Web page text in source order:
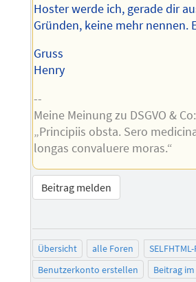
Hoster werde ich, gerade dir
Gründen, keine mehr nennen.
Gruss
Henry
--
Meine Meinung zu DSGVO & Co:
„Principiis obsta. Sero
longas convaluere moras.“
Beitrag melden
Übersicht alle Foren
Benutzerkonto erstellen
Beitrag